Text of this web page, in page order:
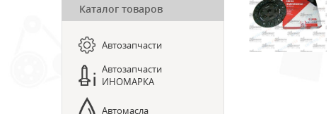
Каталог товаров
Автозапчасти
Автозапчасти
ИНОМАРКА
Автомасла